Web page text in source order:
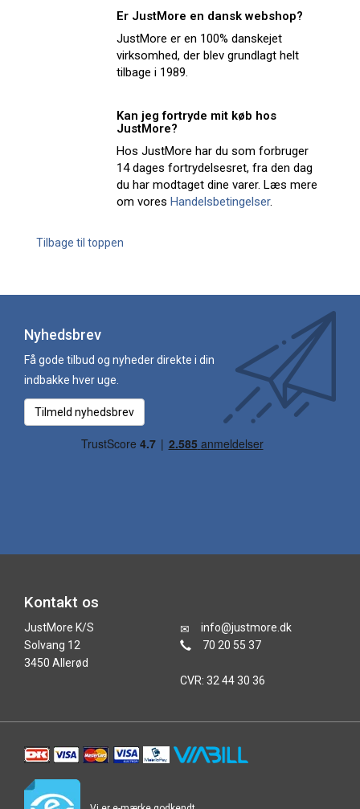
Er JustMore en dansk webshop?
JustMore er en 100% danskejet
virksomhed, der blev grundlagt helt
tilbage i 1989.
Kan jeg fortryde mit køb hos
JustMore?
Hos JustMore har du som forbruger
14 dages fortrydelsesret, fra den dag
du har modtaget dine varer. Læs mere
om vores Handelsbetingelser.
Tilbage til toppen
Nyhedsbrev
Få gode tilbud og nyheder direkte i din
indbakke hver uge.
Tilmeld nyhedsbrev
Kontakt os
JustMore K/S
Solvang 12
3450 Allerød
info@justmore.dk
70 20 55 37
CVR: 32 44 30 36